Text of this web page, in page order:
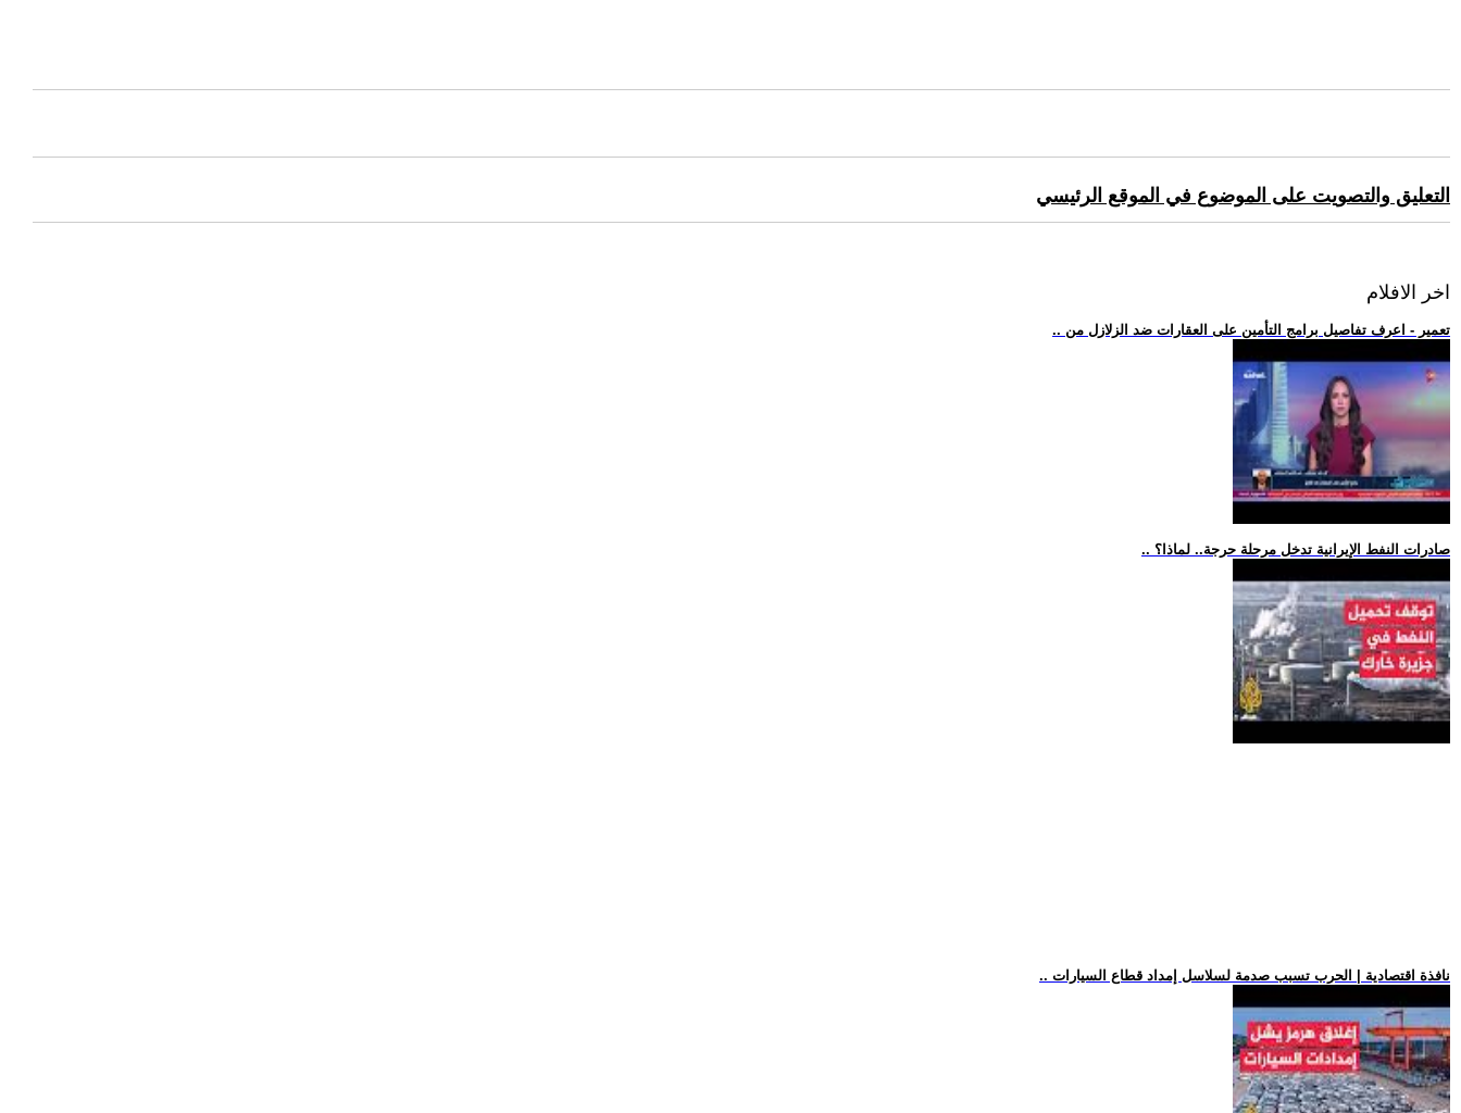
التعليق والتصويت على الموضوع في الموقع الرئيسي
اخر الافلام
.. تعمير - اعرف تفاصيل برامج التأمين على العقارات ضد الزلازل من
.. صادرات النفط الإيرانية تدخل مرحلة حرجة.. لماذا؟
.. نافذة اقتصادية | الحرب تسبب صدمة لسلاسل إمداد قطاع السيارات